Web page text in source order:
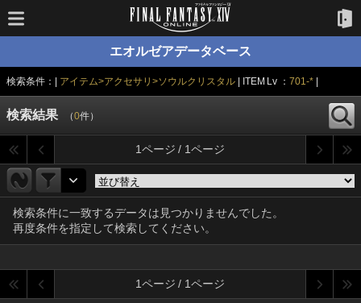
エオルゼアデータベース
検索条件：| アイテム>アクセサリ>ソウルクリスタル | ITEM Lv ：701-*
検索結果 （0件）
1ページ / 1ページ
検索条件に一致するデータは見つかりませんでした。
再度条件を指定して検索してください。
1ページ / 1ページ